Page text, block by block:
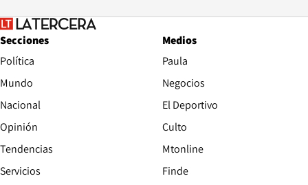
Secciones
Política
Mundo
Nacional
Opinión
Tendencias
Servicios
Medios
Paula
Negocios
El Deportivo
Culto
Mtonline
Finde